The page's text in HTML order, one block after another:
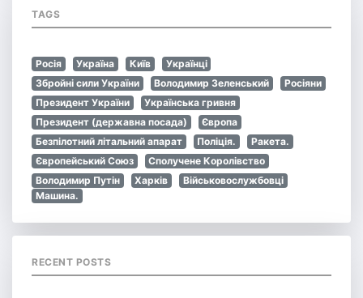
TAGS
Росія Україна Київ
Українці
Збройні сили України
Володимир Зеленський
Росіяни
Президент України
Українська гривня
Президент (державна посада)
Європа
Безпілотний літальний апарат
Поліція.
Ракета.
Європейський Союз
Сполучене Королівство
Володимир Путін
Харків
Військовослужбовці
Машина.
RECENT POSTS